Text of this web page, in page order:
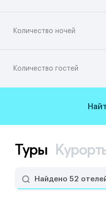
Количество ночей
Количество гостей
Туры
Найдено 52